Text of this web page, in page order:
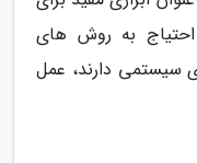
احتیاج به روش های
سیستمی دارند، عمل